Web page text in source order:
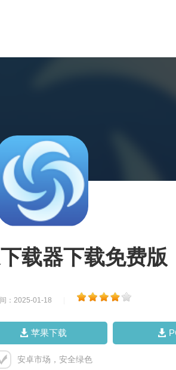
载器下载免费版
：2025-01-18
苹果下载
安卓市场，安全绿色